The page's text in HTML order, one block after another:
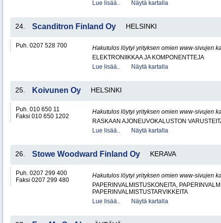
Lue lisää..
Näytä kartalla
24. Scanditron Finland Oy HELSINKI
Puh. 0207 528 700
Hakutulos löytyi yrityksen omien www-sivujen
ELEKTRONIIKKAA JA KOMPONENTTEJA
Lue lisää..
Näytä kartalla
25. Koivunen Oy HELSINKI
Puh. 010 650 11
Faksi 010 650 1202
Hakutulos löytyi yrityksen omien www-sivujen
RASKAAN AJONEUVOKALUSTON
Lue lisää..
Näytä kartalla
26. Stowe Woodward Finland Oy KERAVA
Puh. 0207 299 400
Faksi 0207 299 480
Hakutulos löytyi yrityksen omien www-sivujen
PAPERINVALMISTUSKONEITA,
PAPERINVALMISTUSTARVIKKEITA
Lue lisää..
Näytä kartalla